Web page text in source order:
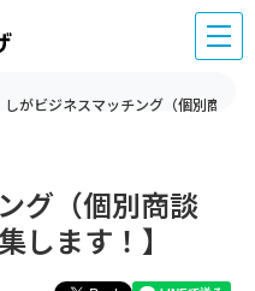
しがビジネスマッチング（個別商談
グ（個別商談
します！】